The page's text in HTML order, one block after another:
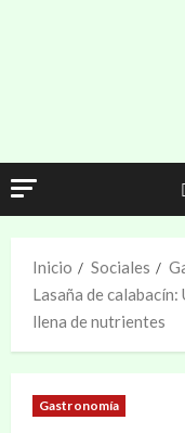
Inicio Sociales
Lasaña de
llena de nutrientes
Gastronomía